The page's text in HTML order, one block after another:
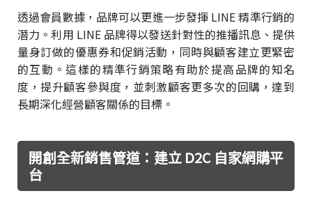
透過會員數據，品牌可以更進一步發揮 LINE 精準行銷的
潛力。利用 LINE 品牌得以發送針對性的推播訊息、提供
量身訂做的優惠券和促銷活動，同時與顧客建立更緊密
的互動。這樣的精準行銷策略有助於提高品牌的知名
度，提升顧客參與度，並刺激顧客更多次的回購，達到
長期深化經營顧客關係的目標。
開創全新銷售管道：建立 D2C 自家網購平
台